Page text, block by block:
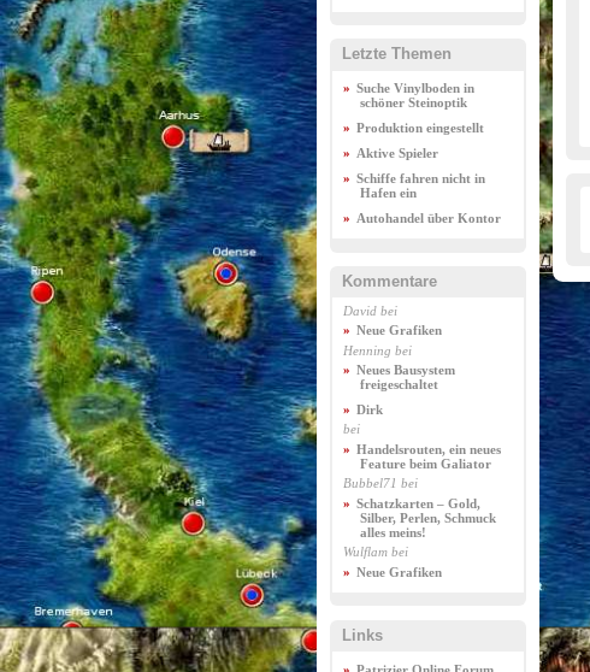
Letzte Themen
Suche Vinylboden in
schöner Steinoptik
Produktion eingestellt
Aktive Spieler
Schiffe fahren nicht in
Hafen ein
Autohandel über Kontor
Kommentare
David bei
Neue Grafiken
Henning bei
Neues Bausystem
freigeschaltet
Dirk
bei
Handelsrouten, ein neues
Feature beim Galiator
Bubbel71 bei
Schatzkarten – Gold,
Silber, Perlen, Schmuck
alles meins!
Wulflam bei
Neue Grafiken
Links